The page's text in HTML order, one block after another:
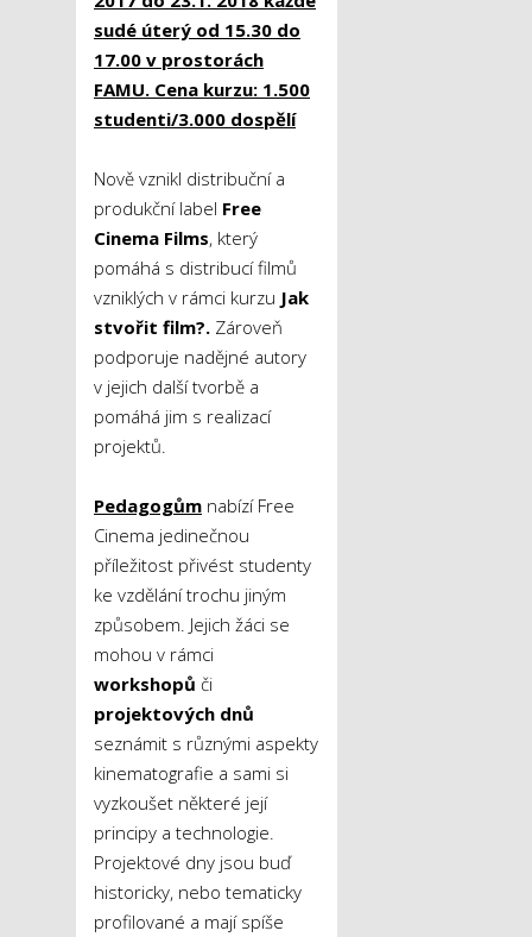
sudé úterý od 15.30 do
17.00 v prostorách
FAMU. Cena kurzu: 1.500
studenti/3.000 dospělí
Nově vznikl distribuční a
produkční label Free
Cinema Films, který
pomáhá s distribucí filmů
vzniklých v rámci kurzu Jak
stvořit film?. Zároveň
podporuje nadějné autory
v jejich další tvorbě a
pomáhá jim s realizací
projektů.
Pedagogům nabízí Free
Cinema jedinečnou
příležitost přivést studenty
ke vzdělání trochu jiným
způsobem. Jejich žáci se
mohou v rámci
workshopů či
projektových dnů
seznámit s různými aspekty
kinematografie a sami si
vyzkoušet některé její
principy a technologie.
Projektové dny jsou buď
historicky, nebo tematicky
profilované a mají spíše